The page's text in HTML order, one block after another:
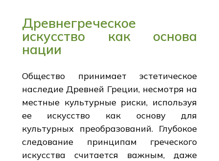
Древнегреческое
искусство как основа
нации
Общество принимает эстетическое
наследие Древней Греции, несмотря на
местные культурные риски, используя
ее искусство как основу для
культурных преобразований. Глубокое
следование принципам греческого
искусства считается важным, даже